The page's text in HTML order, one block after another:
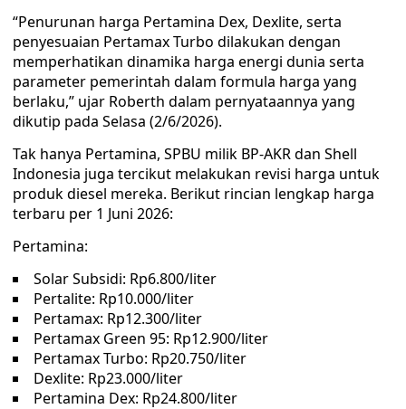
“Penurunan harga Pertamina Dex, Dexlite, serta
penyesuaian Pertamax Turbo dilakukan dengan
memperhatikan dinamika harga energi dunia serta
parameter pemerintah dalam formula harga yang
berlaku,” ujar Roberth dalam pernyataannya yang
dikutip pada Selasa (2/6/2026).
Tak hanya Pertamina, SPBU milik BP-AKR dan Shell
Indonesia juga tercikut melakukan revisi harga untuk
produk diesel mereka. Berikut rincian lengkap harga
terbaru per 1 Juni 2026:
Pertamina:
Solar Subsidi: Rp6.800/liter
Pertalite: Rp10.000/liter
Pertamax: Rp12.300/liter
Pertamax Green 95: Rp12.900/liter
Pertamax Turbo: Rp20.750/liter
Dexlite: Rp23.000/liter
Pertamina Dex: Rp24.800/liter